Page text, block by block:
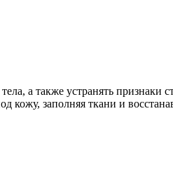
а также устранять признаки
кожу, заполняя ткани и